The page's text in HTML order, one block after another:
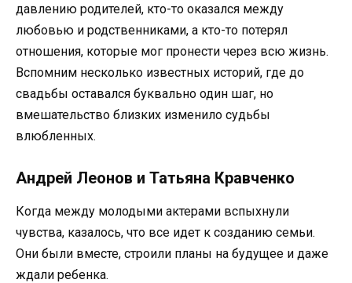
давлению родителей, кто-то оказался между
любовью и родственниками, а кто-то потерял
отношения, которые мог пронести через всю жизнь.
Вспомним несколько известных историй, где до
свадьбы оставался буквально один шаг, но
вмешательство близких изменило судьбы
влюбленных.
Андрей Леонов и Татьяна Кравченко
Когда между молодыми актерами вспыхнули
чувства, казалось, что все идет к созданию семьи.
Они были вместе, строили планы на будущее и даже
ждали ребенка.